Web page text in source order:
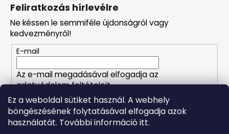
Ez a weboldal sütiket használ. A webhely
böngészésének folytatásával elfogadja azok
használatát. További információ itt.
Feliratkozás hírlevélre
Ne késsen le semmiféle újdonságról vagy
kedvezményről!
E-mail
Az e-mail megadásával elfogadja az
adatvédelem feltételeit.
FELIRATKOZÁS